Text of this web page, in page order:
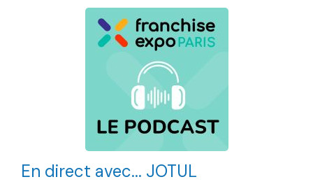
En direct avec... JOTUL